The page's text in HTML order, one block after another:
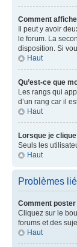
Comment
Il peut y avoir
le forum. La
disposition. Si
Haut
Qu’est-ce que
Les rangs qui
d’un rang car il
Haut
Lorsque je
Seuls les
Haut
Problèmes
Comment
Cliquez sur le
forums et des
Haut